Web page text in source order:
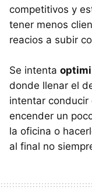
competitivos y
tener menos
reacios a subir
Se intenta
donde llenar el
intentar
encender un
la oficina o
al final no